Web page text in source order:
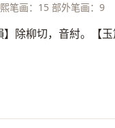
笔画：15 部外笔画：9
】除柳切，音紂。【